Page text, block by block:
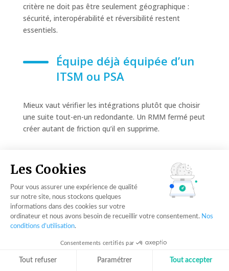
critère ne doit pas être seulement géographique :
sécurité, interopérabilité et réversibilité restent
essentiels.
Équipe déjà équipée d’un
ITSM ou PSA
Mieux vaut vérifier les intégrations plutôt que choisir
une suite tout-en-un redondante. Un RMM fermé peut
créer autant de friction qu’il en supprime.
Checklist des questions à
poser en démo
Vous avez bientôt rendez-vous pour une démo
produit ? Voici quelques questions à garder sous la
Comment l’agent RMM se déploie-t-il sur
Les Cookies
Pour vous assurer une expérience de qualité
sur notre site, nous stockons quelques
informations dans des cookies sur votre
ordinateur et nous avons besoin de recueillir votre consentement. Nos
conditions d’utilisation.
Consentements certifiés par
Tout refuser Paramétrer Tout accepter